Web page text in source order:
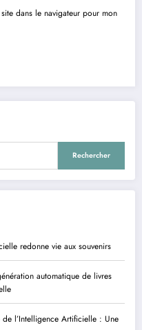
dans le navigateur pour mon
Rechercher
redonne vie aux souvenirs
automatique de livres
de l’Intelligence Artificielle : Une